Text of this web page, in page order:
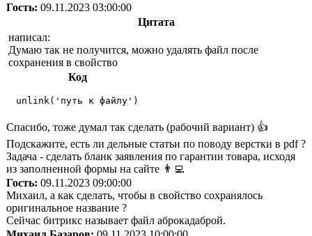
Гость: 09.11.2023 03:00:00
Цитата
написал:
Думаю так не получится, можно удалять файл после
сохранения в свойство
Код
unlink('путь к файлу')
Спасибо, тоже думал так сделать (рабочий вариант) 👍
Подскажите, есть ли дельные статьи по поводу верстки в pdf ?
Задача - сделать бланк заявления по гарантии товара, исходя
из заполненной формы на сайте 👨‍💻
Гость: 09.11.2023 09:00:00
Михаил, а как сделать, чтобы в свойство сохранялось
оригинальное название ?
Сейчас битрикс называет файл аброкадаброй.